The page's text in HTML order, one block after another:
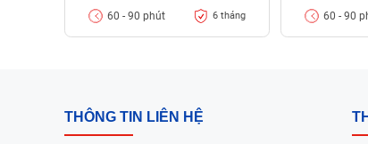
Chất lượng màn hình bị giảm sút, hiển thị
Liệt cảm ứng, đồng thời hiển thị gặp vấn
60 - 90 phút 6 tháng 60 - 90
THÔNG TIN LIÊN HỆ